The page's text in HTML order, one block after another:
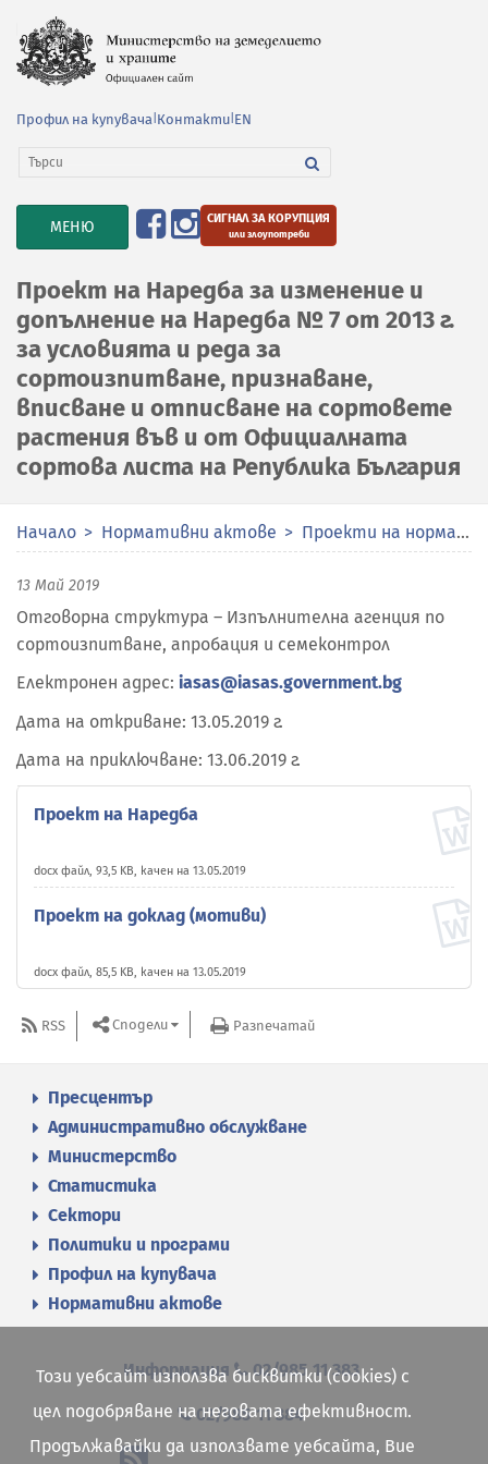
Профил на купувача Контакти EN
TOGGLE
NAVIGATION
МЕНЮ СИГНАЛ ЗА КОРУПЦИЯ
или злоупотреби
Проект на Наредба за изменение и
допълнение на Наредба № 7 от 2013 г.
за условията и реда за
сортоизпитване, признаване,
вписване и отписване на сортовете
растения във и от Официалната
сортова листа на Република България
Начало Нормативни актове Проекти на нормативни актове
13 Май 2019
Отговорна структура – Изпълнителна агенция по
сортоизпитване, апробация и семеконтрол
Електронен адрес: iasas@iasas.government.bg
Дата на откриване: 13.05.2019 г.
Дата на приключване: 13.06.2019 г.
Проект на Наредба
docx файл, 93,5 KB, качен на 13.05.2019
Проект на доклад (мотиви)
docx файл, 85,5 KB, качен на 13.05.2019
RSS Сподели Разпечатай
Пресцентър
Административно обслужване
Министерство
Статистика
Сектори
Политики и програми
Профил на купувача
Нормативни актове
Информация 02/985 11 383
02/985 11 384
Този уебсайт използва бисквитки (cookies) с
цел подобряване на неговата ефективност.
Продължавайки да използвате уебсайта, Вие